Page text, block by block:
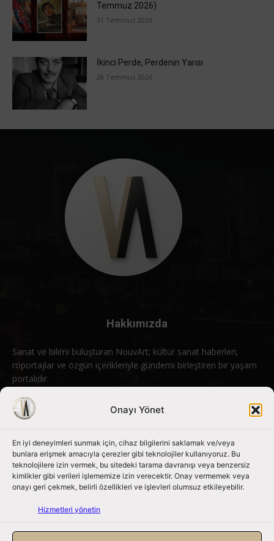
Onayı Yönet
En iyi deneyimleri sunmak için, cihaz bilgilerini saklamak ve/veya
bunlara erişmek amacıyla çerezler gibi teknolojiler kullanıyoruz. Bu
teknolojilere izin vermek, bu sitedeki tarama davranışı veya benzersiz
kimlikler gibi verileri işlememize izin verecektir. Onay vermemek veya
onayı geri çekmek, belirli özellikleri ve işlevleri olumsuz etkileyebilir.
Hizmetleri yönetin
Temmuz 2026)
31 Temmuz 2026
İkinci Perde, Perdenin Yarısı
28 Temmuz 2026
Hakkımızda
Sanat ve bilimi buluşturan NouvArt; kültür sanat haberleri,
röportajlar ve özgün içerikleriyle gündemi birleştiren bir yaşam
portalıdır.
Bizimle iletişime geçin: info@nouvart.net
Bizi Takip Edin